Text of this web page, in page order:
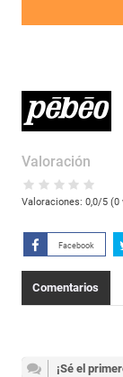
Valoración
Valoraciones: 0,0/5 (0
Facebook
Comentarios
¡Sé el